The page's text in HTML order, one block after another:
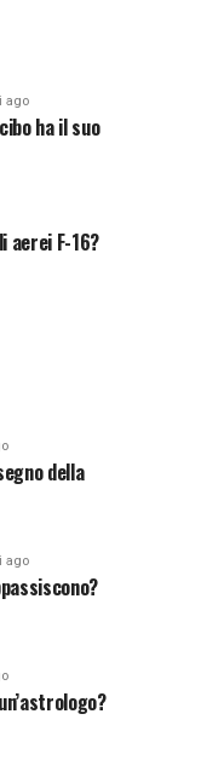
ago
ha il suo
aerei F-16?
della
ago